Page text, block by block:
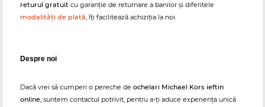
returul gratuit cu garanție de returnare a banilor și diferitele
modalități de plată, îți facilitează achiziția la noi.
Despre noi
Dacă vrei să cumperi o pereche de ochelari Michael Kors ieftin
online, suntem contactul potrivit, pentru a-ți aduce experiența unică